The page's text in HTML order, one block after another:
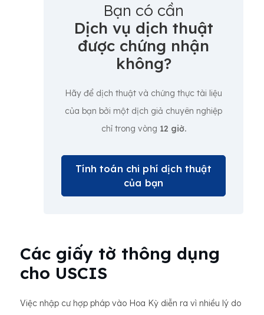
Bạn có cần
Dịch vụ dịch thuật
được chứng nhận
không?
Hãy để dịch thuật và chứng thực tài liệu
của bạn bởi một dịch giả chuyên nghiệp
chỉ trong vòng 12 giờ.
Tính toán chi phí dịch thuật
của bạn
Các giấy tờ thông dụng
cho USCIS
Việc nhập cư hợp pháp vào Hoa Kỳ diễn ra vì nhiều lý do